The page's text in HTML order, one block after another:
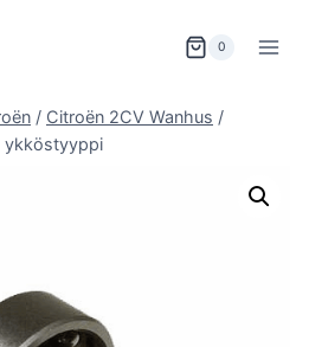
0
/ Citroën 2CV Wanhus /
ykköstyyppi